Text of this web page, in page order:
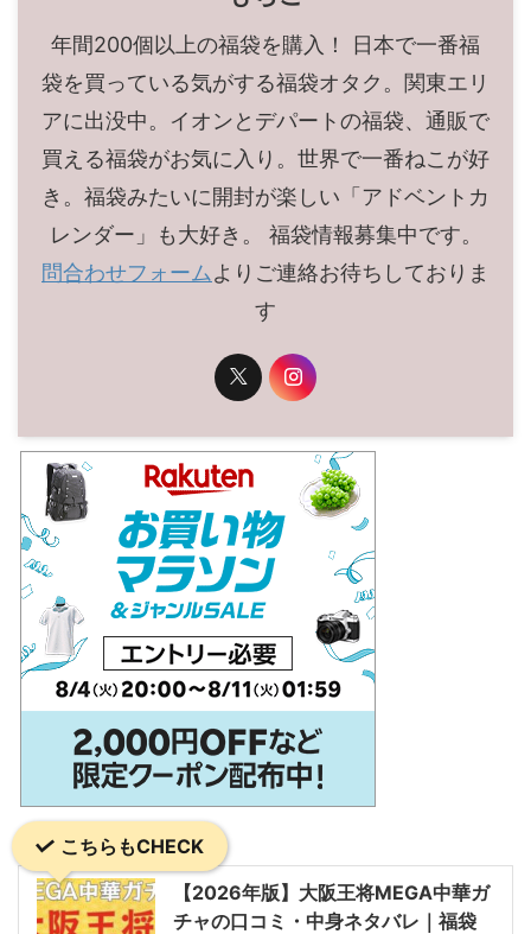
年間200個以上の福袋を購入！ 日本で一番福
袋を買っている気がする福袋オタク。関東エリ
アに出没中。イオンとデパートの福袋、通販で
買える福袋がお気に入り。世界で一番ねこが好
き。福袋みたいに開封が楽しい「アドベントカ
レンダー」も大好き。 福袋情報募集中です。
問合わせフォームよりご連絡お待ちしておりま
す
こちらもCHECK
【2026年版】大阪王将MEGA中華ガ
チャの口コミ・中身ネタバレ｜福袋